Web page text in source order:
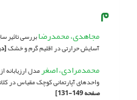
م
مجاهدی، محمدرضابررسی تاثیر
آسایش حرارتی در اقلیم گرم و خشک[دوره 9،
محمدمرادی، اصغرمدل ارزیابانه
واحدهای آپارتمانی کوچک مقیاس در
صفحه 149-131]